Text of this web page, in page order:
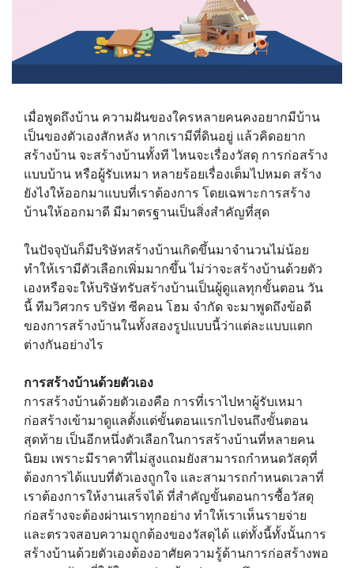
เมื่อพูดถึงบ้าน ความฝันของใครหลายคนคงอยากมีบ้าน
เป็นของตัวเองสักหลัง หากเรามีที่ดินอยู่ แล้วคิดอยาก
สร้างบ้าน จะสร้างบ้านทั้งที ไหนจะเรื่องวัสดุ การก่อสร้าง
แบบบ้าน หรือผู้รับเหมา หลายร้อยเรื่องเต็มไปหมด สร้าง
ยังไงให้ออกมาแบบที่เราต้องการ โดยเฉพาะการสร้าง
บ้านให้ออกมาดี มีมาตรฐานเป็นสิ่งสำคัญที่สุด
ในปัจจุบันก็มีบริษัทสร้างบ้านเกิดขึ้นมาจำนวนไม่น้อย
ทำให้เรามีตัวเลือกเพิ่มมากขึ้น ไม่ว่าจะสร้างบ้านด้วยตัว
เองหรือจะให้บริษัทรับสร้างบ้านเป็นผู้ดูแลทุกขั้นตอน วัน
นี้ ทีมวิศวกร บริษัท ซีคอน โฮม จำกัด จะมาพูดถึงข้อดี
ของการสร้างบ้านในทั้งสองรูปแบบนี้ว่าแต่ละแบบแตก
ต่างกันอย่างไร
การสร้างบ้านด้วยตัวเอง
การสร้างบ้านด้วยตัวเองคือ การที่เราไปหาผู้รับเหมา
ก่อสร้างเข้ามาดูแลตั้งแต่ขั้นตอนแรกไปจนถึงขั้นตอน
สุดท้าย เป็นอีกหนึ่งตัวเลือกในการสร้างบ้านที่หลายคน
นิยม เพราะมีราคาที่ไม่สูงแถมยังสามารถกำหนดวัสดุที่
ต้องการได้แบบที่ตัวเองถูกใจ และสามารถกำหนดเวลาที่
เราต้องการให้งานเสร็จได้ ที่สำคัญขั้นตอนการซื้อวัสดุ
ก่อสร้างจะต้องผ่านเราทุกอย่าง ทำให้เราเห็นรายจ่าย
และตรวจสอบความถูกต้องของวัสดุได้ แต่ทั้งนี้ทั้งนั้นการ
สร้างบ้านด้วยตัวเองต้องอาศัยความรู้ด้านการก่อสร้างพอ